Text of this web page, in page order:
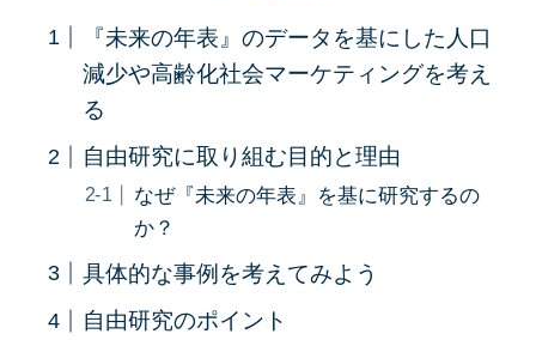
『未来の年表』のデータを基にした人口
減少や高齢化社会マーケティングを考え
る
自由研究に取り組む目的と理由
なぜ『未来の年表』を基に研究するの
か？
具体的な事例を考えてみよう
自由研究のポイント